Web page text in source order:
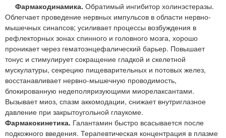
Фармакодинамика. Обратимый ингибитор холинэстеразы.
Облегчает проведение нервных импульсов в области нервно-
мышечных синапсов; усиливает процессы возбуждения в
рефлекторных зонах спинного и головного мозга, хорошо
проникает через гематоэнцефалический барьер. Повышает
тонус и стимулирует сокращение гладкой и скелетной
мускулатуры, секрецию пищеварительных и потовых желез,
восстанавливает нервно-мышечную проводимость,
блокированную недеполяризующими миорелаксантами.
Вызывает миоз, спазм аккомодации, снижает внутриглазное
давление при закрытоугольной глаукоме.
Фармакокинетика. Галантамин быстро всасывается после
подкожного введения. Терапевтическая концентрация в плазме